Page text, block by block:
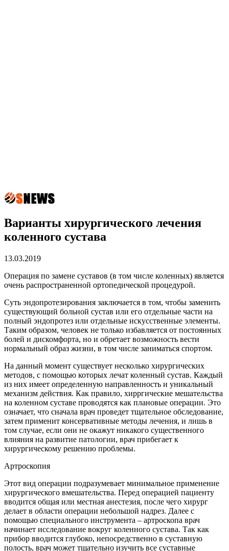
Варианты хирургического лечения
коленного сустава
13.03.2019
Операция по замене суставов (в том числе коленных) является
очень распространенной ортопедической процедурой.
Суть эндопротезирования заключается в том, чтобы заменить
существующий больной сустав или его отдельные части на
полный эндопротез или отдельные искусственные элементы.
Таким образом, человек не только избавляется от постоянных
болей и дискомфорта, но и обретает возможность вести
нормальный образ жизни, в том числе заниматься спортом.
На данный момент существует несколько хирургических
методов, с помощью которых лечат коленный сустав. Каждый
из них имеет определенную направленность и уникальный
механизм действия. Как правило, хирргические мешательства
на коленном суставе проводятся как плановые операции. Это
означает, что сначала врач проведет тщательное обследование,
затем применит консервативные методы лечения, и лишь в
том случае, если они не окажут никакого существенного
влияния на развитие патологии, врач прибегает к
хирургическому решению проблемы.
Артроскопия
Этот вид операции подразумевает минимальное применение
хирургического вмешательства. Перед операцией пациенту
вводится общая или местная анестезия, после чего хирург
делает в области операции небольшой надрез. Далее с
помощью специального инструмента – артроскопа врач
начинает исследование вокруг коленного сустава. Так как
прибор вводится глубоко, непосредственно в суставную
полость, врач может тщательно изучить все суставные